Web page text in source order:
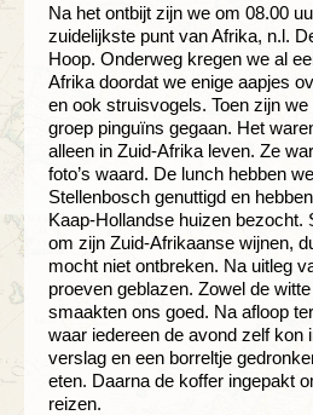
Na het ontbijt zijn we om 08.00
zuidelijkste punt van Afrika, n.l.
Hoop. Onderweg kregen we al
Afrika doordat we enige aapjes
en ook struisvogels. Toen zijn
groep pinguïns gegaan. Het
alleen in Zuid-Afrika leven. Ze
foto’s waard. De lunch hebben
Stellenbosch genuttigd en
Kaap-Hollandse huizen bezocht.
om zijn Zuid-Afrikaanse wijnen,
mocht niet ontbreken. Na uitleg
proeven geblazen. Zowel de
smaakten ons goed. Na afloop
waar iedereen de avond zelf kon
verslag en een borreltje
eten. Daarna de koffer ingepakt
reizen.